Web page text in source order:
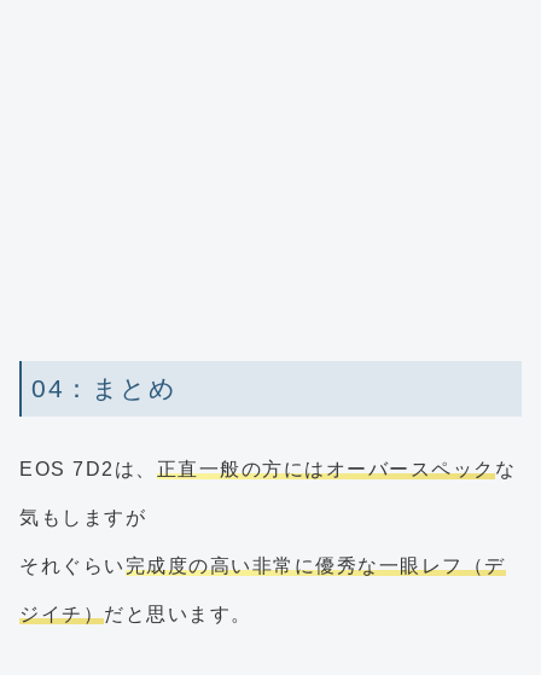
04：まとめ
EOS 7D2は、 正直一般の方にはオーバースペックな
気もしますが
それぐらい完成度の高い非常に優秀な一眼レフ（デ
ジイチ）だと思います。